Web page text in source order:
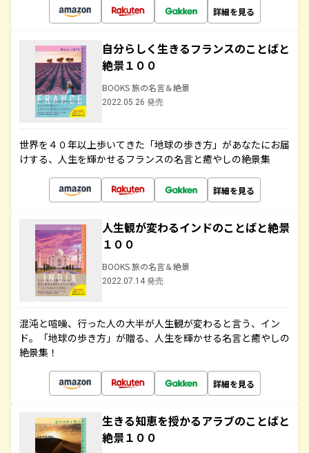
詳細を見る
自分らしく生きるフランスのことばと
絶景１００
BOOKS 旅の名言＆絶景
2022.05.26 発売
世界を４０年以上歩いてきた「地球の歩き方」があなたにお届
けする、人生を輝かせるフランスの名言と癒やしの絶景集
詳細を見る
人生観が変わるインドのことばと絶景
１００
BOOKS 旅の名言＆絶景
2022.07.14 発売
混沌と喧噪、行った人の大半が人生観が変わると言う、イン
ド。「地球の歩き方」が贈る、人生を輝かせる名言と癒やしの
絶景集！
詳細を見る
生きる知恵を授かるアラブのことばと
絶景１００